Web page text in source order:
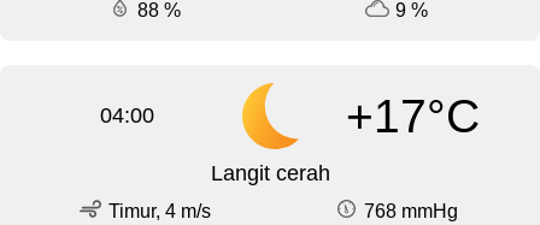
88 %
9 %
04:00 +17°C
Langit cerah
Timur, 4 m/s
768 mmHg